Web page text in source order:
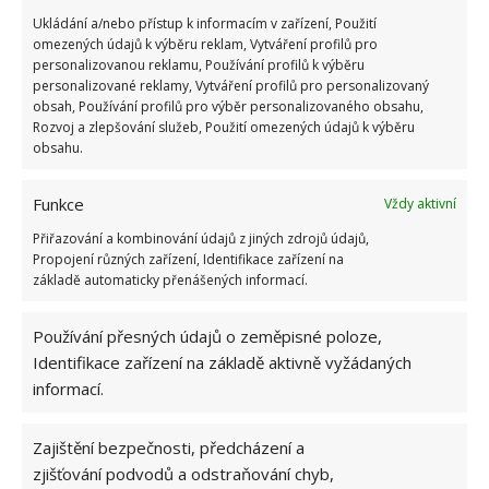
Ukládání a/nebo přístup k informacím v zařízení, Použití
omezených údajů k výběru reklam, Vytváření profilů pro
personalizovanou reklamu, Používání profilů k výběru
personalizované reklamy, Vytváření profilů pro personalizovaný
obsah, Používání profilů pro výběr personalizovaného obsahu,
Rozvoj a zlepšování služeb, Použití omezených údajů k výběru
obsahu.
Funkce
Vždy aktivní
Přiřazování a kombinování údajů z jiných zdrojů údajů,
Propojení různých zařízení, Identifikace zařízení na
základě automaticky přenášených informací.
Používání přesných údajů o zeměpisné poloze,
Identifikace zařízení na základě aktivně vyžádaných
informací.
Zajištění bezpečnosti, předcházení a
zjišťování podvodů a odstraňování chyb,
šťavnaté.